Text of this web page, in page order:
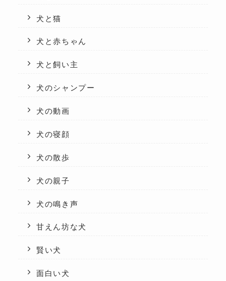
犬と猫
犬と赤ちゃん
犬と飼い主
犬のシャンプー
犬の動画
犬の寝顔
犬の散歩
犬の親子
犬の鳴き声
甘えん坊な犬
賢い犬
面白い犬